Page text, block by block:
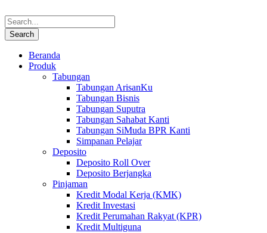
Beranda
Produk
Tabungan
Tabungan ArisanKu
Tabungan Bisnis
Tabungan Suputra
Tabungan Sahabat Kanti
Tabungan SiMuda BPR Kanti
Simpanan Pelajar
Deposito
Deposito Roll Over
Deposito Berjangka
Pinjaman
Kredit Modal Kerja (KMK)
Kredit Investasi
Kredit Perumahan Rakyat (KPR)
Kredit Multiguna